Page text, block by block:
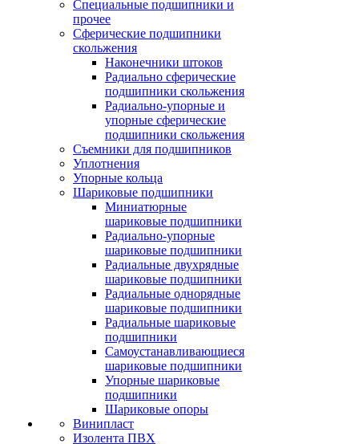
Специальные подшипники и
прочее
Сферические подшипники
скольжения
Наконечники штоков
Радиально сферические
подшипники скольжения
Радиально-упорные и
упорные сферические
подшипники скольжения
Съемники для подшипников
Уплотнения
Упорные кольца
Шариковые подшипники
Миниатюрные
шариковые подшипники
Радиально-упорные
шариковые подшипники
Радиальные двухрядные
шариковые подшипники
Радиальные однорядные
шариковые подшипники
Радиальные шариковые
подшипники
Самоустанавливающиеся
шариковые подшипники
Упорные шариковые
подшипники
Шариковые опоры
Винипласт
Изолента ПВХ